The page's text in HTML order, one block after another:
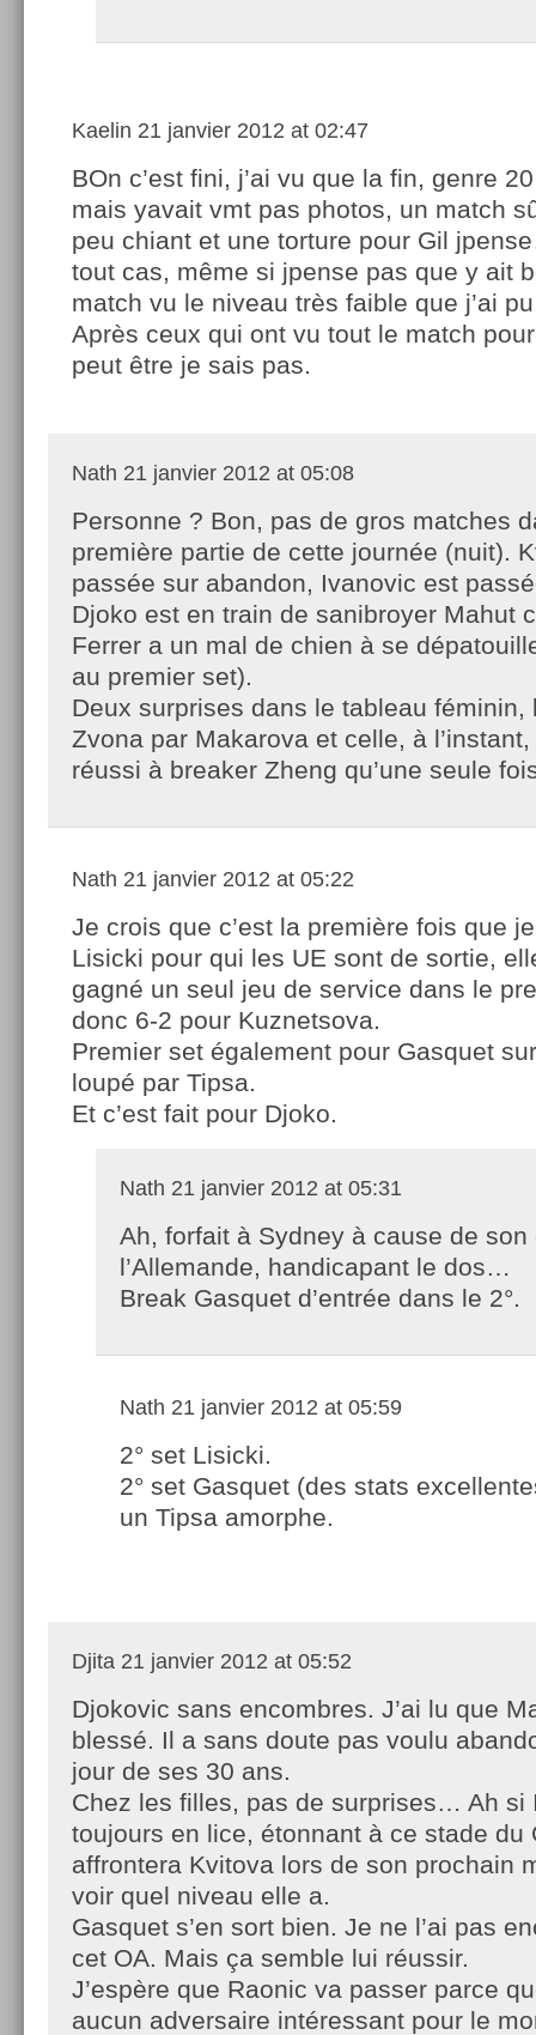
Kaelin 21 janvier 2012 at 02:47
BOn c’est fini, j’ai vu que la fin, genre
mais yavait vmt pas photos, un match
peu chiant et une torture pour Gil
tout cas, même si jpense pas que y ait
match vu le niveau très faible que j’ai
Après ceux qui ont vu tout le match
peut être je sais pas.
Nath 21 janvier 2012 at 05:08
Personne ? Bon, pas de gros matches
première partie de cette journée (nuit).
passée sur abandon, Ivanovic est
Djoko est en train de sanibroyer Mahut
Ferrer a un mal de chien à se
au premier set).
Deux surprises dans le tableau féminin,
Zvona par Makarova et celle, à l’instant,
réussi à breaker Zheng qu’une seule
Nath 21 janvier 2012 at 05:22
Je crois que c’est la première fois que
Lisicki pour qui les UE sont de sortie,
gagné un seul jeu de service dans le
donc 6-2 pour Kuznetsova.
Premier set également pour Gasquet
loupé par Tipsa.
Et c’est fait pour Djoko.
Nath 21 janvier 2012 at 05:31
Ah, forfait à Sydney à cause de son
l’Allemande, handicapant le dos…
Break Gasquet d’entrée dans le 2°.
Nath 21 janvier 2012 at 05:59
2° set Lisicki.
2° set Gasquet (des stats
un Tipsa amorphe.
Djita 21 janvier 2012 at 05:52
Djokovic sans encombres. J’ai lu que
blessé. Il a sans doute pas voulu
jour de ses 30 ans.
Chez les filles, pas de surprises… Ah si
toujours en lice, étonnant à ce stade du
affrontera Kvitova lors de son prochain
voir quel niveau elle a.
Gasquet s’en sort bien. Je ne l’ai pas
cet OA. Mais ça semble lui réussir.
J’espère que Raonic va passer parce
aucun adversaire intéressant pour le